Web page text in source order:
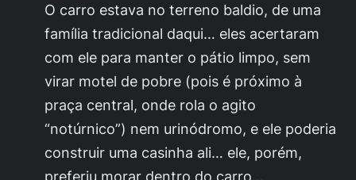
O carro estava no terreno baldio, de uma
família tradicional daqui… eles acertaram
com ele para manter o pátio limpo, sem
virar motel de pobre (pois é próximo à
praça central, onde rola o agito
“notúrnico”) nem urinódromo, e ele poderia
construir uma casinha ali… ele, porém,
preferiu morar dentro do carro…